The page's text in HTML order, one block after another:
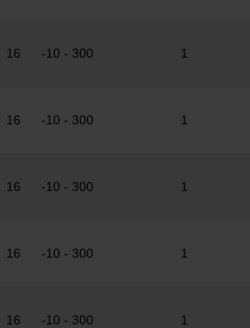
16 -10 - 300 1
16 -10 - 300 1
16 -10 - 300 1
16 -10 - 300 1
16 -10 - 300 1